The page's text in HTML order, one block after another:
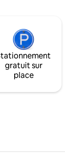
gratuit sur
place